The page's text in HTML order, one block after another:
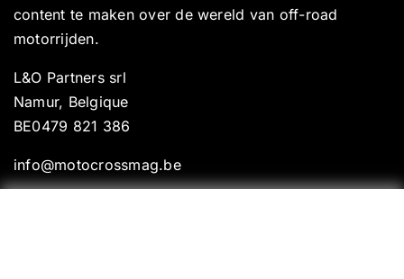
content te maken over de wereld van off-road
motorrijden.
L&O Partners srl
Namur, Belgique
BE0479 821 386
info@motocrossmag.be